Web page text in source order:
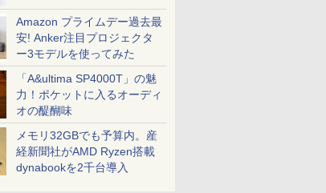
Amazon プライムデー過去最
安! Anker注目プロジェクタ
ー3モデルを使ってみた
「A&ultima SP4000T」の魅
力！ポケットに入るオーディ
オの醍醐味
メモリ32GBでも予算内。産
経新聞社がAMD Ryzen搭載
dynabookを2千台導入